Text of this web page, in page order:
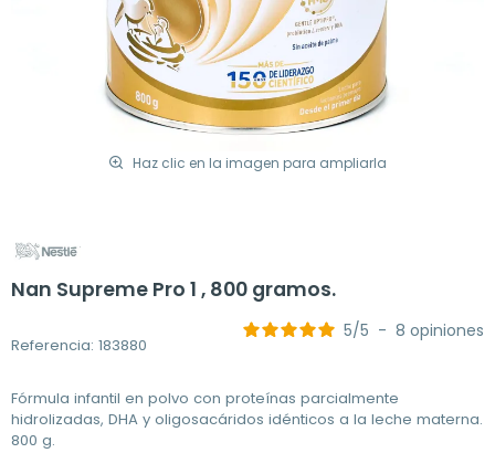
Haz clic en la imagen para ampliarla
Nan Supreme Pro 1 , 800 gramos.
Referencia: 183880
5/5 - 8 opiniones
Fórmula infantil en polvo con proteínas parcialmente
hidrolizadas, DHA y oligosacáridos idénticos a la leche materna.
800 g.